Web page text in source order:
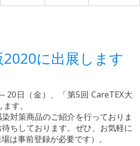
2020に出展します
20日（金）、「第5回 CareTEX大
す。
対策商品のご紹介を行っておりま
ちしております。ぜひ、お気軽に
は事前登録が必要です）。